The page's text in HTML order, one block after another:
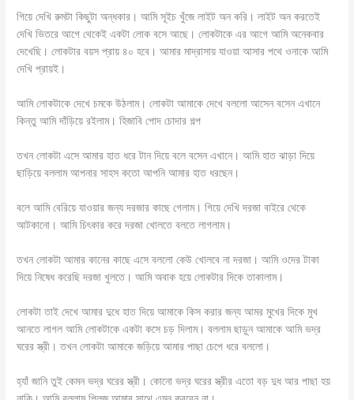
গিয়ে দেখি রুমটা কিছুটা অন্ধকার। আমি সূইচ খুঁজে লাইট অন করি। লাইট অন করতেই
দেখি ভিতরে আগে থেকেই একটা লোক বসে আছে। লোকটাকে এর আগে আমি অনেকবার
দেখেছি। লোকটার বয়স প্রায় ৪০ হবে। আমার মাদ্রাসায় যাওয়া আসার পথে ওনাকে আমি
দেখি প্রায়ই।
আমি লোকটাকে দেখে চমকে উঠলাম। লোকটা আমাকে দেখে বললো আসেন বসেন এখানে
কিন্তু আমি দাঁড়িয়ে রইলাম। হিজাবি পোদ চোদার গল্প
তখন লোকটা এসে আমার হাত ধরে টান দিয়ে বলে বসেন এখানে। আমি হাত ঝাড়া দিয়ে
ছাড়িয়ে বললাম আপনার সাহস কতো আপনি আমার হাত ধরছেন।
বলে আমি বেরিয়ে যাওয়ার জন্য দরজার কাছে গেলাম। গিয়ে দেখি দরজা বাইরে থেকে
আটকানো। আমি চিৎকার করে দরজা খোলতে বলতে লাগলাম।
তখন লোকটা আমার কানের কাছে এসে বললো কেউ খোলবে না দরজা। আমি ওদের টাকা
দিয়ে নিষেধ করেছি দরজা খুলতে। আমি অবাক হয়ে লোকটার দিকে তাকালাম।
লোকটা তাই দেখে আমার দুধে হাত দিয়ে আমাকে কিস করার জন্য আমর মুখের দিকে মুখ
আনতে লাগল আমি লোকটাকে একটা কসে চড় দিলাম। বললাম ছাড়ূন আমাকে আমি ভদ্র
ঘরের স্ত্রী। তখন লোকটা আমাকে জড়িয়ে আমার পাছা চেপে ধরে বললো।
হ্যাঁ জানি তুই কেমন ভদ্র ঘরের স্ত্রী। কোনো ভদ্র ঘরের স্ত্রীর এতো বড় দুধ আর পাছা হয়